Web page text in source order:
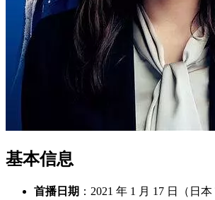
基本信息
首播日期 ：2021 年 1 月 17 日（日本